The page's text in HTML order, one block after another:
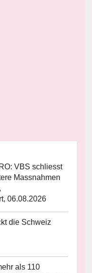
VBS schliesst
Massnahmen
06.08.2026
die Schweiz
als 110